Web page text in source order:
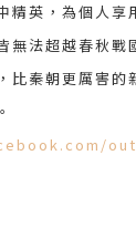
精英，為個人享
無法超越春秋戰
比秦朝更厲害的